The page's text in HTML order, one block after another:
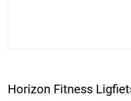
Horizon Fitness